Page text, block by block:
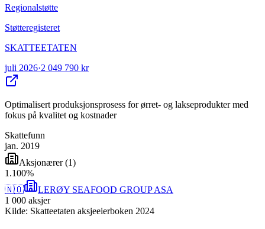
Regionalstøtte
Støtteregisteret
SKATTEETATEN
juli 2026·2 049 790 kr
Optimalisert produksjonsprosess for ørret- og lakseprodukter med
fokus på kvalitet og kostnader
Skattefunn
jan. 2019
Aksjonærer(1)
1 .100%
🇳🇴
LERØY SEAFOOD GROUP ASA
1 000 aksjer
Kilde: Skatteetaten aksjeeierboken 2024